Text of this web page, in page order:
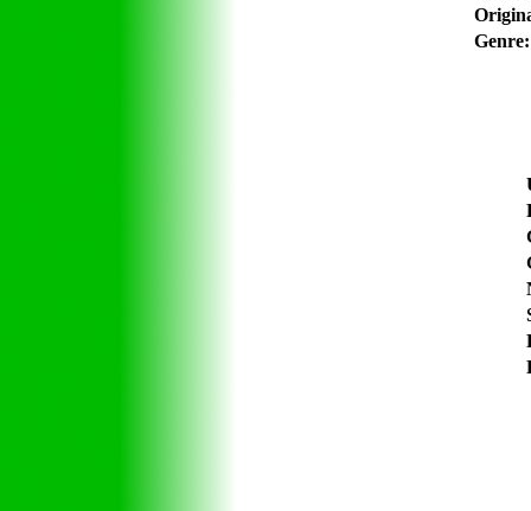
Genre: